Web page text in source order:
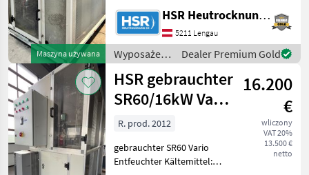
Maszyna używana
5 kW Ausführung:
Bordcomputer mit
digitalem Display.
Vollautomatisierte variable
Steuerung des
HSR Heutrocknung SR GmbH
5211 Lengau
Wyposażenia
stajne i
ogrodowe /
HSR
Dealer Premium Gold
HSR gebrauchter
SR60/16kW Vario
Entfeuchter
16.200
€
wliczony
VAT 20%
13.500 €
netto
R. prod. 2012
gebrauchter SR60 Vario
Entfeuchter Kältemittel: